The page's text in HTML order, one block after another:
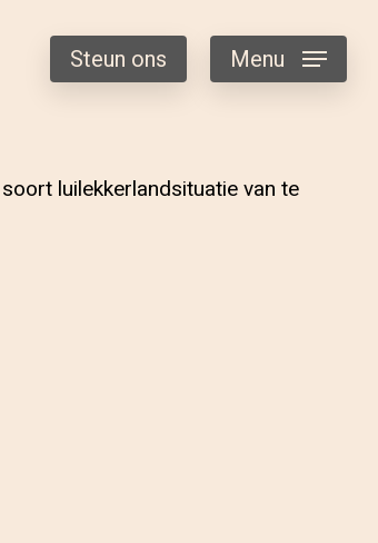
Steun ons Menu
luilekkerlandsituatie van te